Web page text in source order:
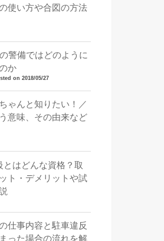
使い方や合図の方法
警備ではどのように
か
on 2018/05/27
ゃんと知りたい！／
意味、その由来など
とはどんな資格？取
ト・デメリットや試
仕事内容と駐車違反
った場合の流れを解